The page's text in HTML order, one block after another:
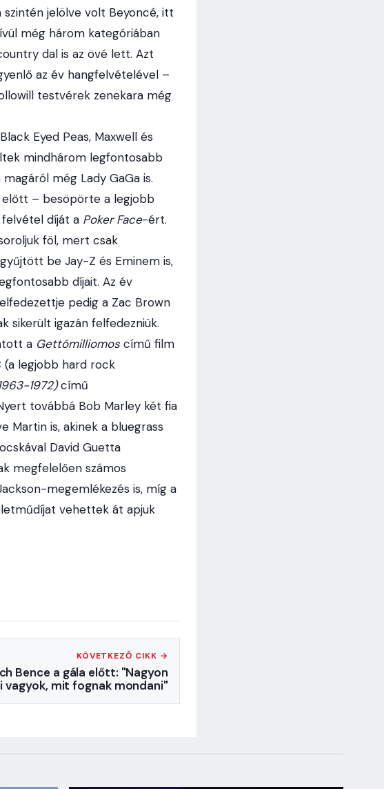
jelölve volt Beyoncé, itt
még három kategóriában
dal is az övé lett. Azt
az év hangfelvételével –
testvérek zenekara még
Eyed Peas, Maxwell és
mindhárom legfontosabb
még Lady GaGa is.
előtt – besöpörte a legjobb
díját a Poker Face-ért.
föl, mert csak
be Jay-Z és Eminem is,
díjait. Az év
pedig a Zac Brown
sikerült igazán felfedezniük.
a Gettómilliomos című film
(a legjobb hard rock
1972)című
továbbá Bob Marley két fia
Martin is, akinek a bluegrass
David Guetta
megfelelően számos
megemlékezés is, míg a
vehettek át apjuk
KÖVETKEZŐ CIKK →
Bence a gála előtt: "Nagyon
vagyok, mit fognak mondani"